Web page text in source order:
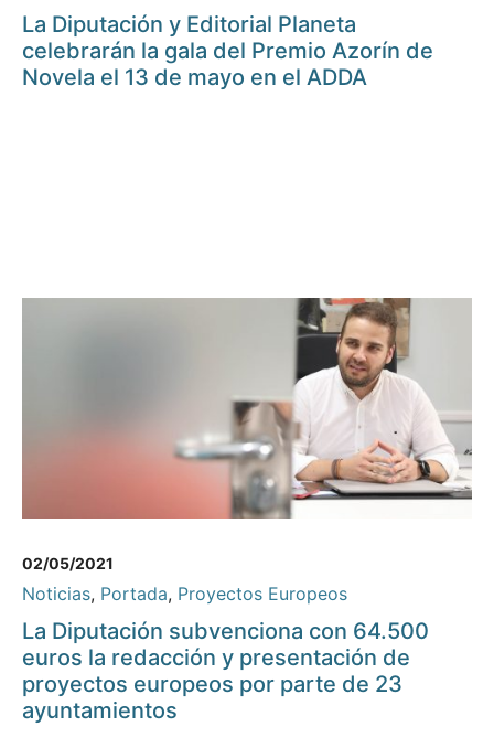
La Diputación y Editorial Planeta
celebrarán la gala del Premio Azorín de
Novela el 13 de mayo en el ADDA
02/05/2021
Noticias, Portada, Proyectos Europeos
La Diputación subvenciona con 64.500
euros la redacción y presentación de
proyectos europeos por parte de 23
ayuntamientos